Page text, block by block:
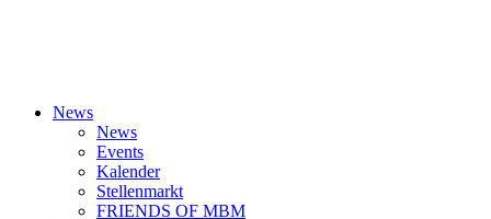
News
News
Events
Kalender
Stellenmarkt
FRIENDS OF MBM